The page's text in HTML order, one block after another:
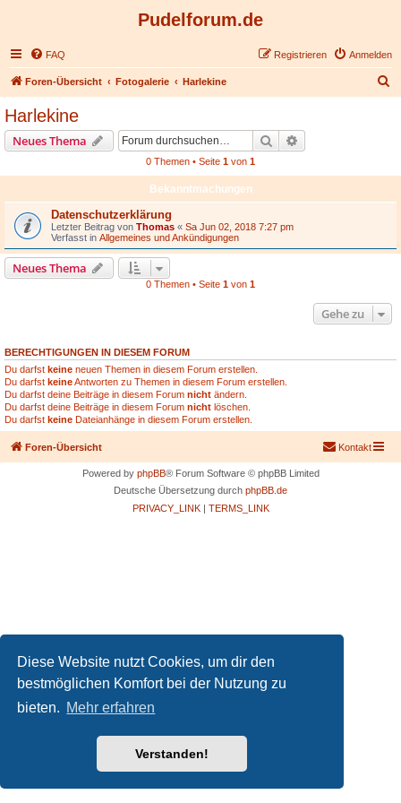
Diese Website nutzt Cookies, um dir den
bestmöglichen Komfort bei der Nutzung zu
bieten. Mehr erfahren
Verstanden!
Pudelforum.de
FAQ Anmelden
Registrieren
Foren-Übersicht Fotogalerie Harlekine
Harlekine
Neues Thema Suche
0 Themen • Seite 1 von 1
Bekanntmachungen
Datenschutzerklärung
Letzter Beitrag von Thomas « Sa Jun 02, 2018 7:27 pm
Verfasst in Allgemeines und Ankündigungen
Neues Thema
0 Themen • Seite 1 von 1
Gehe zu
BERECHTIGUNGEN IN DIESEM FORUM
Du darfst keine neuen Themen in diesem Forum erstellen.
Du darfst keineAntworten zu Themen in diesem Forum erstellen.
Du darfst deine Beiträge in diesem Forum nicht ändern.
Du darfst deine Beiträge in diesem Forum nicht löschen.
Du darfst keine Dateianhänge in diesem Forum erstellen.
Foren-Übersicht Kontakt
Powered by phpBB® Forum Software © phpBB Limited
Deutsche Übersetzung durch phpBB.de
PRIVACY_LINK| TERMS_LINK